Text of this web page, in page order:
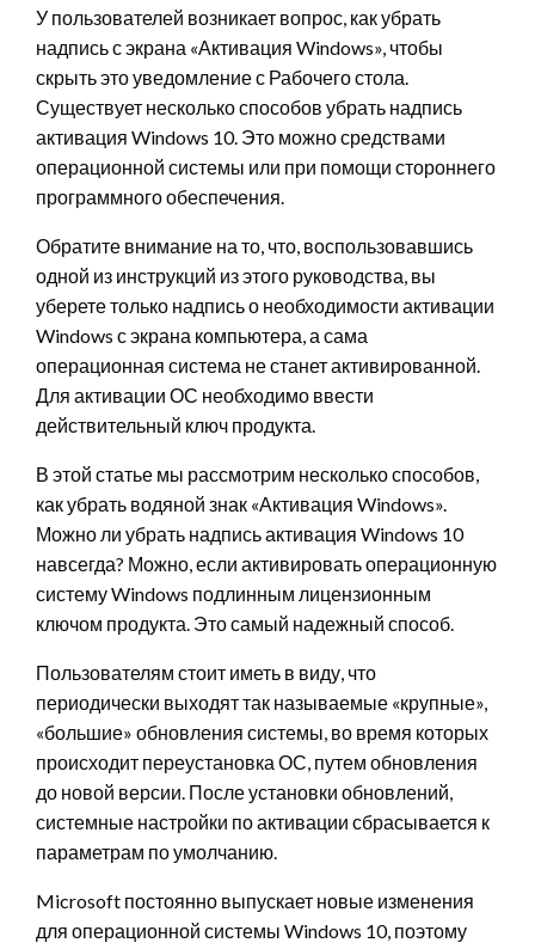
У пользователей возникает вопрос, как убрать
надпись с экрана «Активация Windows», чтобы
скрыть это уведомление с Рабочего стола.
Существует несколько способов убрать надпись
активация Windows 10. Это можно средствами
операционной системы или при помощи стороннего
программного обеспечения.
Обратите внимание на то, что, воспользовавшись
одной из инструкций из этого руководства, вы
уберете только надпись о необходимости активации
Windows с экрана компьютера, а сама
операционная система не станет активированной.
Для активации ОС необходимо ввести
действительный ключ продукта.
В этой статье мы рассмотрим несколько способов,
как убрать водяной знак «Активация Windows».
Можно ли убрать надпись активация Windows 10
навсегда? Можно, если активировать операционную
систему Windows подлинным лицензионным
ключом продукта. Это самый надежный способ.
Пользователям стоит иметь в виду, что
периодически выходят так называемые «крупные»,
«большие» обновления системы, во время которых
происходит переустановка ОС, путем обновления
до новой версии. После установки обновлений,
системные настройки по активации сбрасывается к
параметрам по умолчанию.
Microsoft постоянно выпускает новые изменения
для операционной системы Windows 10, поэтому